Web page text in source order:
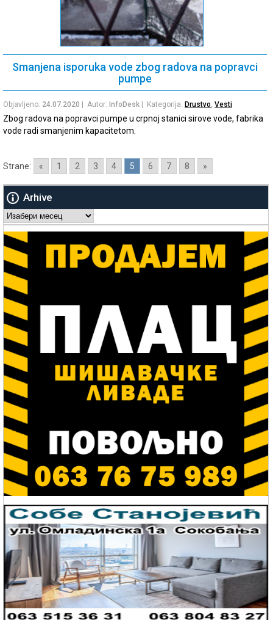
Smanjena isporuka vode zbog radova na popravci
pumpe
Objavljeno: 24.07.2020 | Autor: InfoDesk | Kategorija: Drustvo Vesti
Zbog radova na popravci pumpe u crpnoj stanici sirove vode, fabrika
vode radi smanjenim kapacitetom.
Strane: « 1 2 3 4 5 6 7 8 »
Arhive
Arhive